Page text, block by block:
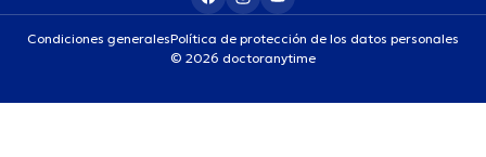
Condiciones generalesPolítica de protección de los datos personales
© 2026 doctoranytime